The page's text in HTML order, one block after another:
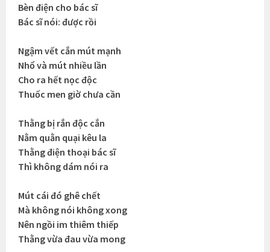
Bèn điện cho bác sĩ
Bác sĩ nói: được rồi
Ngậm vết cắn mút mạnh
Nhổ và mút nhiều lần
Cho ra hết nọc độc
Thuốc men giờ chưa cần
Thằng bị rắn độc cắn
Nằm quằn quại kêu la
Thằng điện thoại bác sĩ
Thì không dám nói ra
Mút cái đó ghê chết
Mà không nói không xong
Nên ngồi im thiêm thiếp
Thằng vừa đau vừa mong